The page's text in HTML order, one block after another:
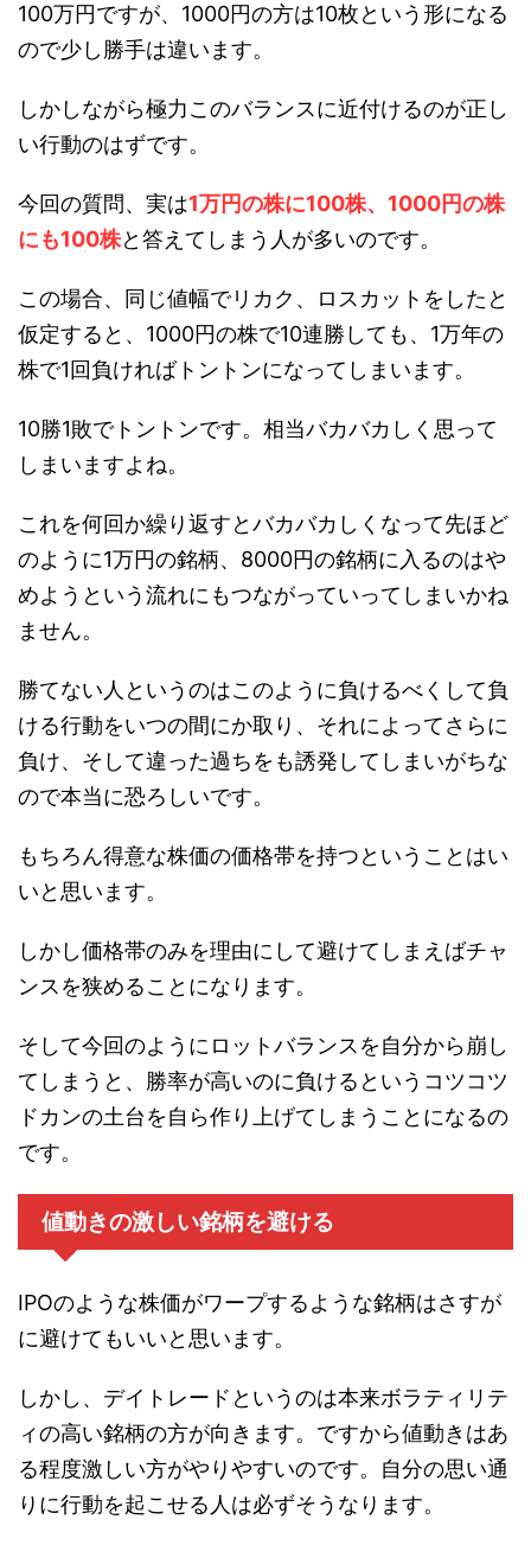
100万円ですが、1000円の方は10枚という形になる
ので少し勝手は違います。
しかしながら極力このバランスに近付けるのが正し
い行動のはずです。
今回の質問、実は1万円の株に100株、1000円の株
にも100株と答えてしまう人が多いのです。
この場合、同じ値幅でリカク、ロスカットをしたと
仮定すると、1000円の株で10連勝しても、1万年の
株で1回負ければトントンになってしまいます。
10勝1敗でトントンです。相当バカバカしく思って
しまいますよね。
これを何回か繰り返すとバカバカしくなって先ほど
のように1万円の銘柄、8000円の銘柄に入るのはや
めようという流れにもつながっていってしまいかね
ません。
勝てない人というのはこのように負けるべくして負
ける行動をいつの間にか取り、それによってさらに
負け、そして違った過ちをも誘発してしまいがちな
ので本当に恐ろしいです。
もちろん得意な株価の価格帯を持つということはい
いと思います。
しかし価格帯のみを理由にして避けてしまえばチャ
ンスを狭めることになります。
そして今回のようにロットバランスを自分から崩し
てしまうと、勝率が高いのに負けるというコツコツ
ドカンの土台を自ら作り上げてしまうことになるの
です。
値動きの激しい銘柄を避ける
IPOのような株価がワープするような銘柄はさすが
に避けてもいいと思います。
しかし、デイトレードというのは本来ボラティリテ
ィの高い銘柄の方が向きます。ですから値動きはあ
る程度激しい方がやりやすいのです。自分の思い通
りに行動を起こせる人は必ずそうなります。